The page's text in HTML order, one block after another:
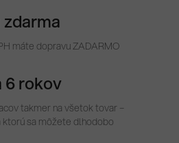
máte dopravu ZADARMO
6 rokov
takmer na všetok tovar –
ktorú sa môžete dlhodobo